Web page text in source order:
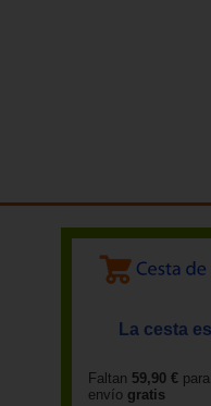
La cesta
Faltan 59,90 €
envío gratis